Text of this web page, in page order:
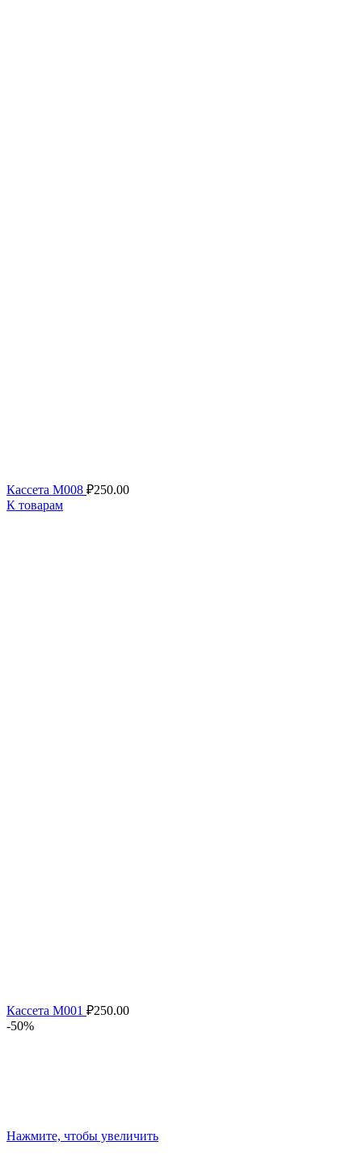
Кассета M008 ₽250.00
К товарам
Кассета M001 ₽250.00
-50%
Нажмите, чтобы увеличить